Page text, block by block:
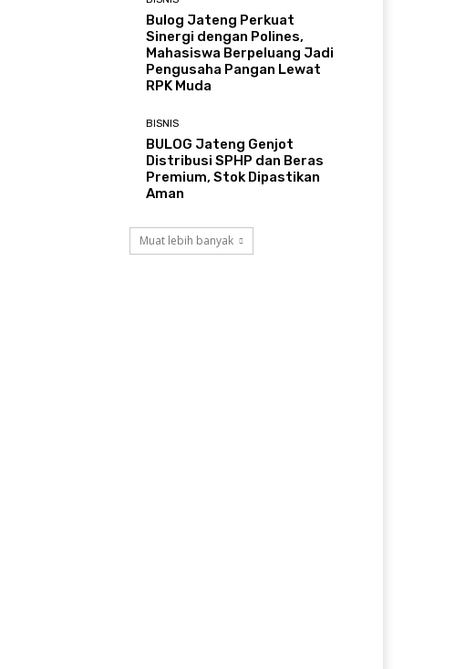
Bulog Jateng Perkuat
Sinergi dengan Polines,
Mahasiswa Berpeluang Jadi
Pengusaha Pangan Lewat
RPK Muda
BISNIS
BULOG Jateng Genjot
Distribusi SPHP dan Beras
Premium, Stok Dipastikan
Aman
Muat lebih banyak